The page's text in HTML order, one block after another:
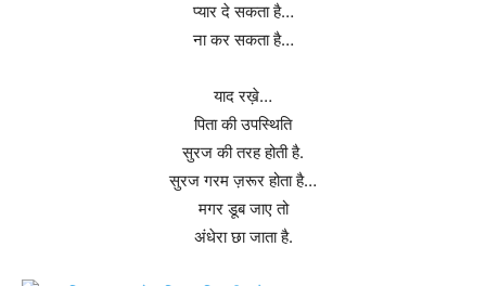
प्यार दे सकता है…
ना कर सकता है…
याद रख़े…
पिता की उपस्थिति
सुरज की तरह होती है.
सुरज गरम ज़रूर होता है…
मगर डूब जाए तो
अंधेरा छा जाता है.